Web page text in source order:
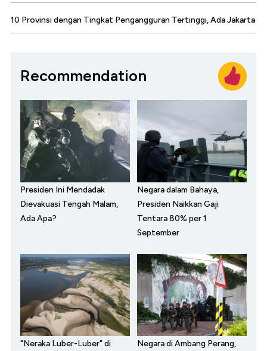
10 Provinsi dengan Tingkat Pengangguran Tertinggi, Ada Jakarta
Recommendation
Presiden Ini Mendadak
Dievakuasi Tengah Malam,
Ada Apa?
Negara dalam Bahaya,
Presiden Naikkan Gaji
Tentara 80% per 1
September
"Neraka Luber-Luber" di
Negara di Ambang Perang,